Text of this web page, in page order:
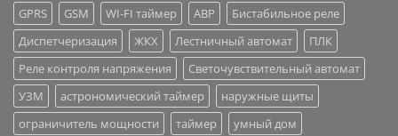
GPRS GSM WI-FI таймер АВР
Бистабильное реле
Диспетчеризация
ЖКХ Лестничный автомат
ПЛК
Реле контроля напряжения
Светочувствительный автомат
УЗМ
астрономический таймер
наружные щиты
ограничитель мощности
таймер умный дом